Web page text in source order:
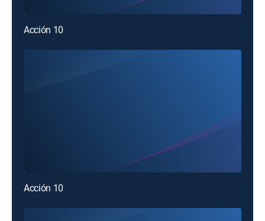
Acción 10
Acción 10